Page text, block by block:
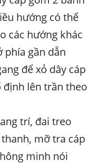
hướng có thể
các hướng khác
phía gần dẫn
để xỏ dây cáp
định lên trần theo
trí, đai treo
mỡ tra cáp
minh nói